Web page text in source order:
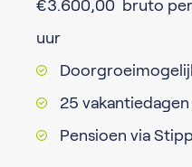
€3.600,00 bruto per
uur
25
Pensioen via Stipp